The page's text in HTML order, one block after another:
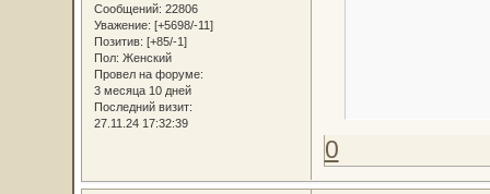
Сообщений: 22806
Уважение: [+5698/-11]
Позитив: [+85/-1]
Пол: Женский
Провел на форуме:
3 месяца 10 дней
Последний визит:
27.11.24 17:32:39
0